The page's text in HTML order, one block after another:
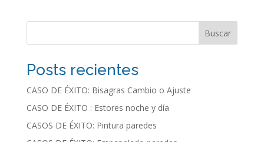
Buscar
Posts recientes
CASO DE ÉXITO: Bisagras Cambio o Ajuste
CASO DE ÉXITO : Estores noche y día
CASOS DE ÉXITO: Pintura paredes